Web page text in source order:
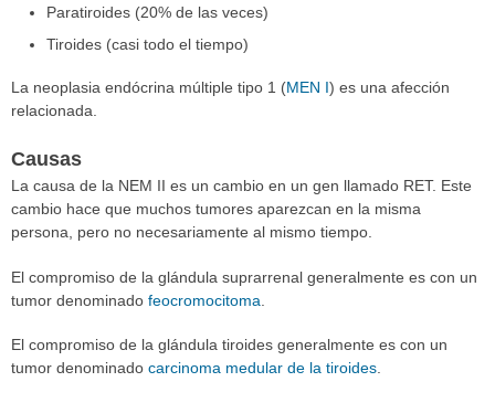
Paratiroides (20% de las veces)
Tiroides (casi todo el tiempo)
La neoplasia endócrina múltiple tipo 1 (MEN I) es una afección
relacionada.
Causas
La causa de la NEM II es un cambio en un gen llamado RET. Este
cambio hace que muchos tumores aparezcan en la misma
persona, pero no necesariamente al mismo tiempo.
El compromiso de la glándula suprarrenal generalmente es con un
tumor denominado feocromocitoma
El compromiso de la glándula tiroides generalmente es con un
tumor denominado carcinoma medular de la tiroides.